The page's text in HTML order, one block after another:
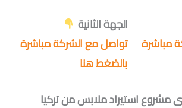
مباشرة
الجهة الثانية
تواصل مع الشركة مباشرة
بالضغط هنا
مشروع استيراد ملابس من تركيا